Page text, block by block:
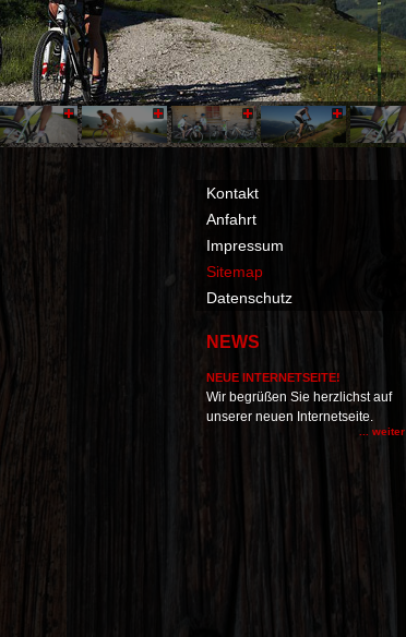
Kontakt
Anfahrt
Impressum
Sitemap
Datenschutz
NEWS
NEUE INTERNETSEITE!
Wir begrüßen Sie herzlichst auf
unserer neuen Internetseite.
... weiter